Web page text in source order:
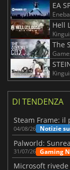
EA
Eneba
Hell
The
DI TENDENZA
04/08/26 Notizie
31/07/26 Gaming
Microsoft